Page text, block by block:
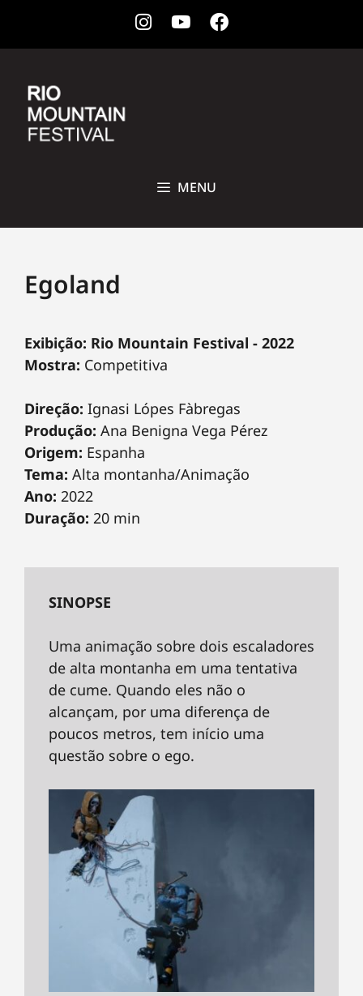
Instagram
YoutubeFacebook
MENU
Egoland
Exibição: Rio Mountain Festival - 2022
Mostra: Competitiva
Direção: Ignasi Lópes Fàbregas
Produção: Ana Benigna Vega Pérez
Origem: Espanha
Tema: Alta montanha/Animação
Ano: 2022
Duração: 20 min
SINOPSE
Uma animação sobre dois escaladores
de alta montanha em uma tentativa
de cume. Quando eles não o
alcançam, por uma diferença de
poucos metros, tem início uma
questão sobre o ego.